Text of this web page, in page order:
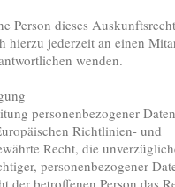
Person dieses
hierzu jederzeit an einen
wenden.
personenbezogener
Richtlinien- und
Recht, die
personenbezogener